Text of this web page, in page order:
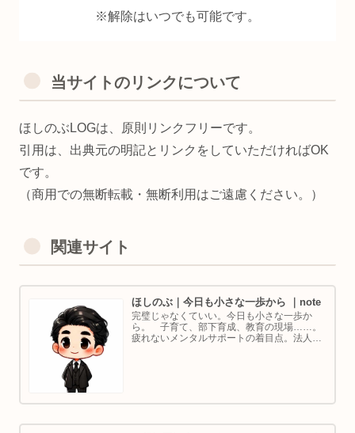
※解除はいつでも可能です。
当サイトのリンクについて
ほしのぶLOGは、原則リンクフリーです。
引用は、出典元の明記とリンクをしていただければOK
です。
（商用での無断転載・無断利用はご遠慮ください。）
関連サイト
ほしのぶ｜今日も小さな一歩から ｜note
完璧じゃなくていい。今日も小さな一歩か
ら。 子育て、部下育成、教育の現場……。
疲れないメンタルサポートの着目点。法人代